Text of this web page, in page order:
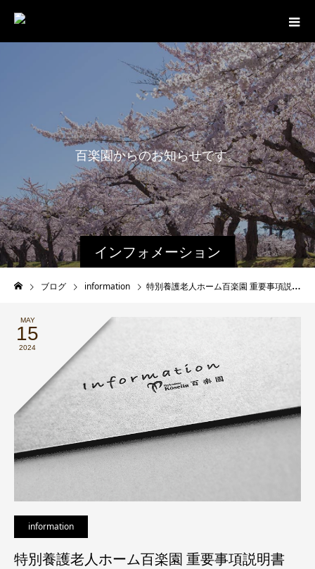
インフォメーション
百楽園からのお知らせです。
ブログ information 特別養護老人ホーム百楽園 重要事項説明書
MAY
15
2024
information
特別養護老人ホーム百楽園 重要事項説明書